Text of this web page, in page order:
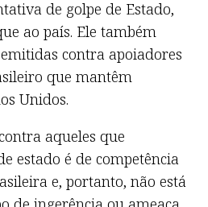
de golpe de Estado,
ao país. Ele também
contra apoiadores
que mantêm
Unidos.
aqueles que
estado é de competência
e, portanto, não está